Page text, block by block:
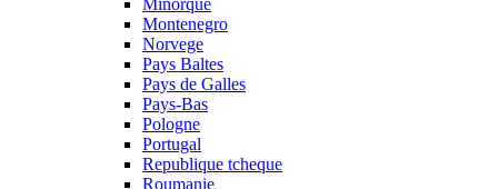
Minorque
Montenegro
Norvege
Pays Baltes
Pays de Galles
Pays-Bas
Pologne
Portugal
Republique tcheque
Roumanie